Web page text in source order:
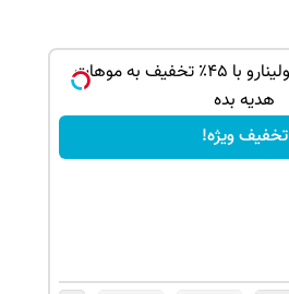
شامپو جلبک اسپیرولینارو با ۴۵٪ تخفیف به موهات
هدیه بده
تخفیف ویژه!